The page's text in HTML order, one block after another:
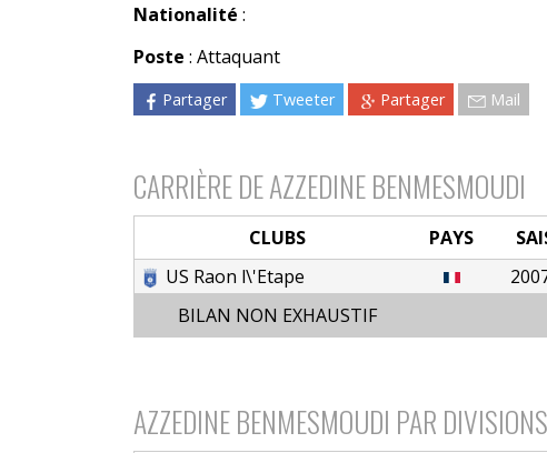
Nationalité :
Poste : Attaquant
Partager Tweeter Partager Mail
CARRIÈRE DE AZZEDINE BENMESMOUDI
CLUBS PAYS
US Raon l\'Etape
BILAN NON EXHAUSTIF
AZZEDINE BENMESMOUDI PAR DIVISIONS